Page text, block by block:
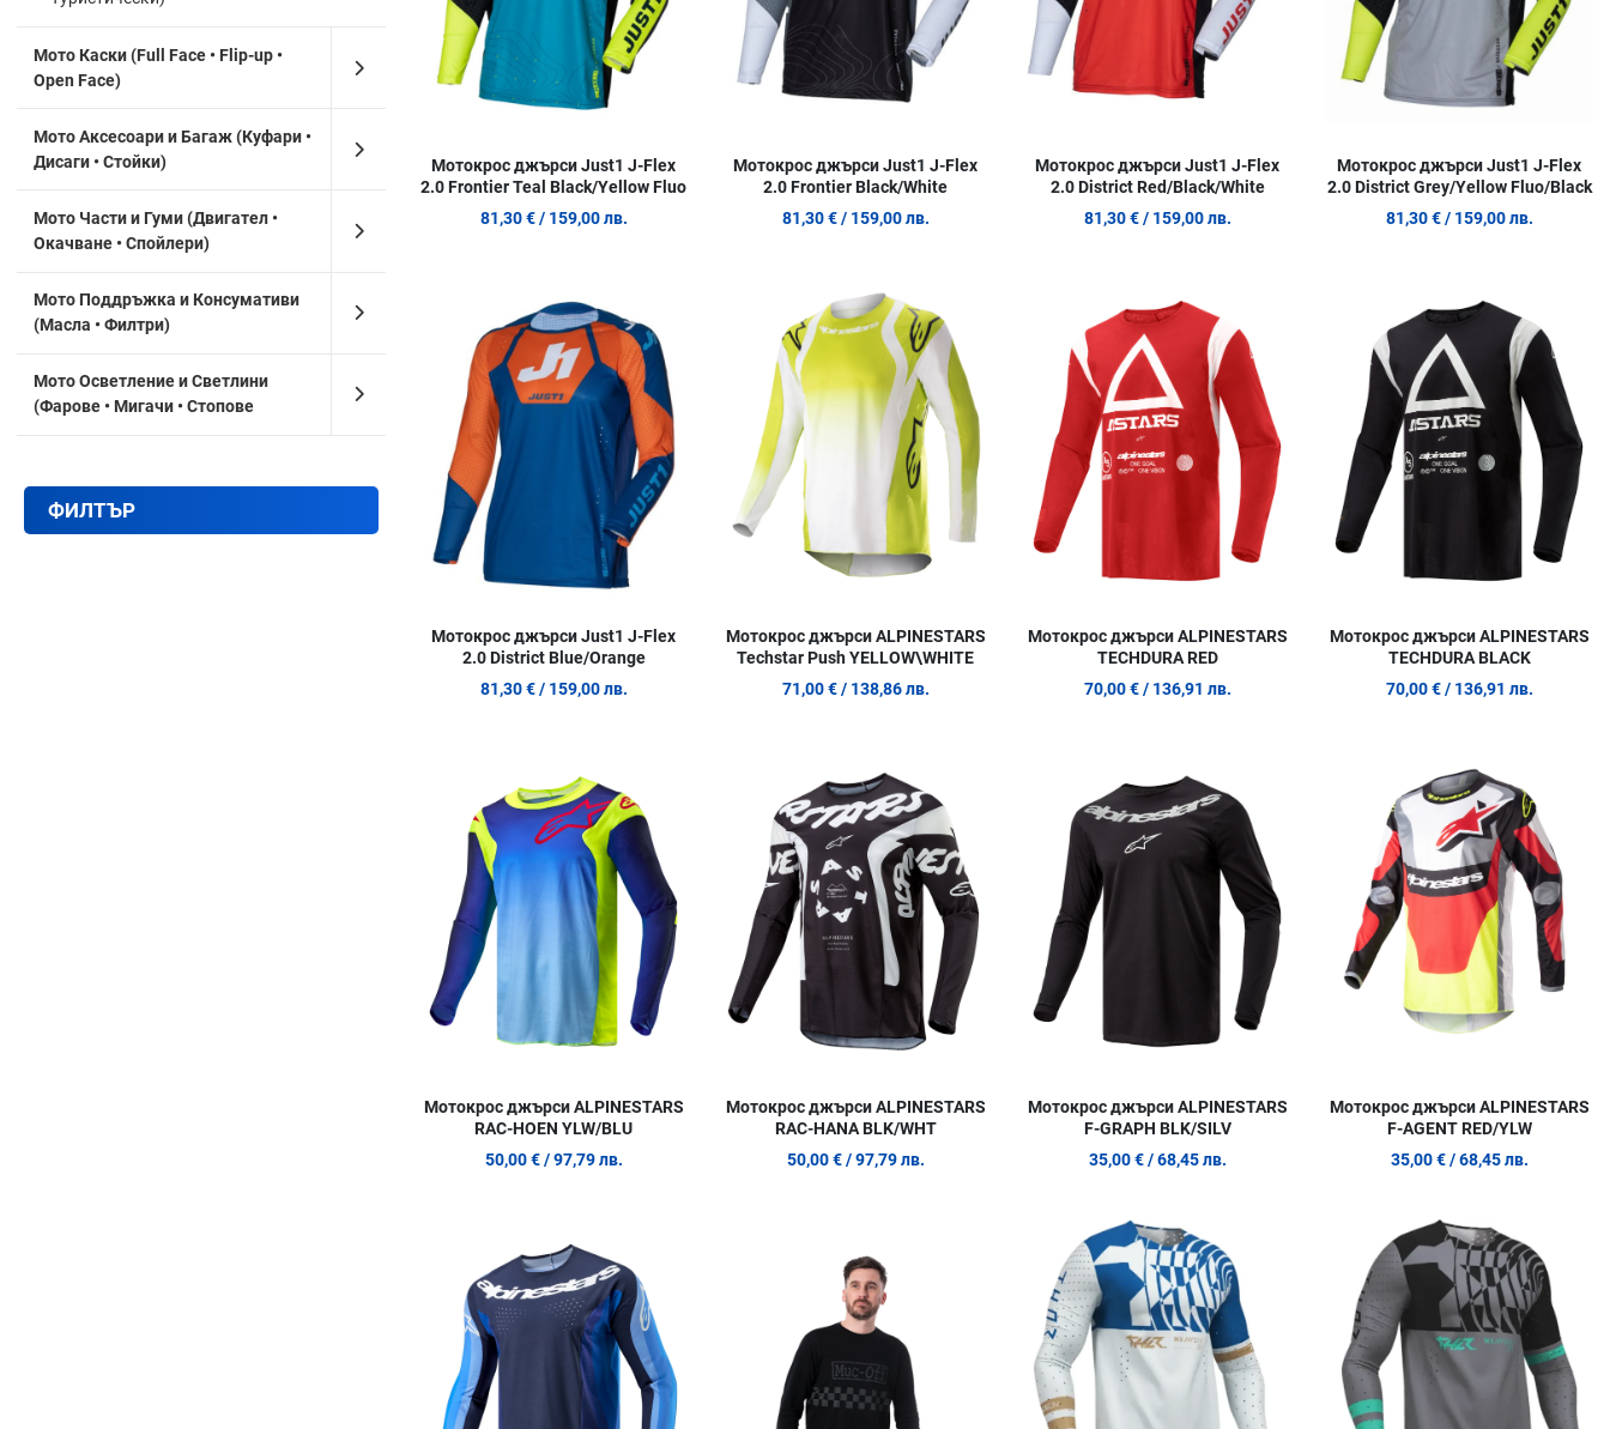
Мото Каски (Full Face • Flip-up •
Open Face)
Мото Аксесоари и Багаж (Куфари •
Дисаги • Стойки)
Мото Части и Гуми (Двигател •
Окачване • Спойлери)
Мото Поддръжка и Консумативи
(Масла • Филтри)
Мото Осветление и Светлини
(Фарове • Мигачи • Стопове
ФИЛТЪР
Мотокрос джърси Just1 J-Flex
2.0 Frontier Teal Black/Yellow Fluo
81,30 € / 159,00 лв.
Мотокрос джърси Just1 J-Flex
2.0 Frontier Black/White
81,30 € / 159,00 лв.
Мотокрос джърси Just1 J-Flex
2.0 District Red/Black/White
81,30 € / 159,00 лв.
Мотокрос джърси Just1 J-Flex
2.0 District Grey/Yellow Fluo/Black
81,30 € / 159,00 лв.
Сравни продукт
Quick View
Мотокрос джърси Just1 J-Flex
2.0 District Blue/Orange
81,30 € / 159,00 лв.
Сравни продукт
Quick View
Мотокрос джърси ALPINESTARS
Techstar Push YELLOW\WHITE
71,00 € / 138,86 лв.
Сравни продукт
Quick View
Мотокрос джърси ALPINESTARS
TECHDURA RED
70,00 € / 136,91 лв.
Мотокрос джърси ALPINESTARS
TECHDURA BLACK
70,00 € / 136,91 лв.
Сравни продукт
Quick View
Мотокрос джърси ALPINESTARS
RAC-HOEN YLW/BLU
50,00 € / 97,79 лв.
Сравни продукт
Quick View
Мотокрос джърси ALPINESTARS
RAC-HANA BLK/WHT
50,00 € / 97,79 лв.
Сравни продукт
Quick View
Мотокрос джърси ALPINESTARS
F-GRAPH BLK/SILV
35,00 € / 68,45 лв.
Мотокрос джърси ALPINESTARS
F-AGENT RED/YLW
35,00 € / 68,45 лв.
Добави в любими
Сравни продукт
Quick View
Добави в любими
Сравни продукт
Quick View